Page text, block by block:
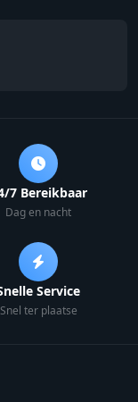
7 Bereikbaar
Dag en nacht
Service
Snel ter plaatse